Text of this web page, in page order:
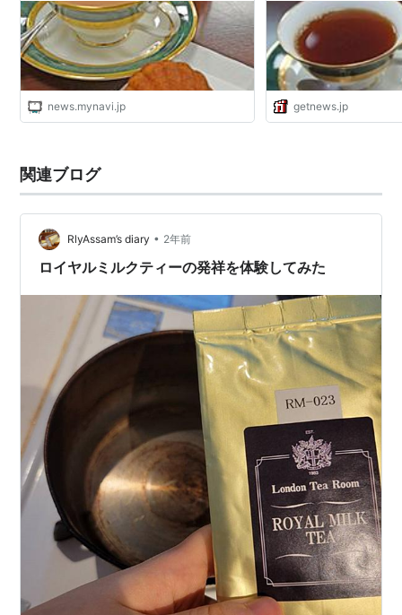
メディア:食品&飲料
購入: 2人クリック : 99回
この商品を含むブログ (4件) を見る
ろ、高温殺菌タイプは特有の臭みが有るので紅茶の風味
をそこなう。
news.mynavi.jp getnews.jp
関連ブログ
RlyAssam’s diary • 2年前
ロイヤルミルクティーの発祥を体験してみた